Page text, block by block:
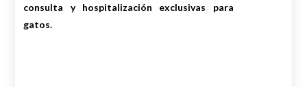
consulta y hospitalización exclusivas para
gatos.